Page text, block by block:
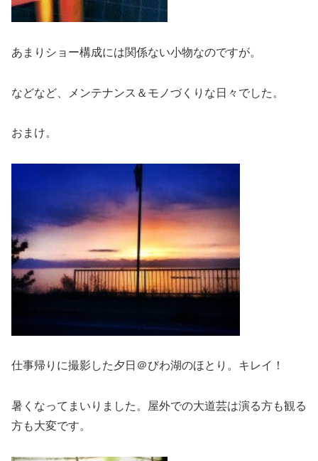
あまりショー構成には関係ない小物なのですが。
などなど、メンテナンス＆モノづくりな日々でした。
おまけ。
仕事帰りに撮影した夕日＠びわ湖のほとり。キレイ！
暑くなってまいりました。屋外での大道芸は演る方も観る
方も大変です。